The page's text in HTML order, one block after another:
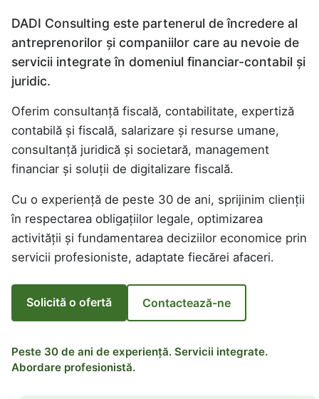
DADI Consulting este partenerul de încredere al
antreprenorilor și companiilor care au nevoie de
servicii integrate în domeniul financiar-contabil și
juridic.
Oferim consultanță fiscală, contabilitate, expertiză
contabilă și fiscală, salarizare și resurse umane,
consultanță juridică și societară, management
financiar și soluții de digitalizare fiscală.
Cu o experiență de peste 30 de ani, sprijinim clienții
în respectarea obligațiilor legale, optimizarea
activității și fundamentarea deciziilor economice prin
servicii profesioniste, adaptate fiecărei afaceri.
Solicită o ofertă Contactează-ne
Peste 30 de ani de experiență. Servicii integrate.
Abordare profesionistă.